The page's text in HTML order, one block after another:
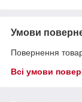
Умови
Повернення
Всі умови